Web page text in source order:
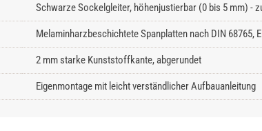
Schwarze Sockelgleiter, höhenjustierbar (0 bis 5 mm) -
Melaminharzbeschichtete Spanplatten nach DIN 68765,
2 mm starke Kunststoffkante, abgerundet
Eigenmontage mit leicht verständlicher Aufbauanleitung